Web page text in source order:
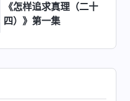
《怎样追求真理（二十
四）》第一集